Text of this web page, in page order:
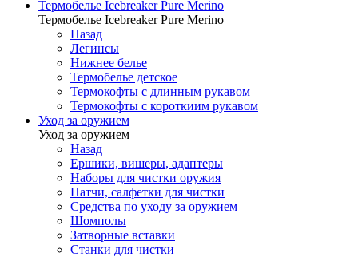
Термобелье Icebreaker Pure Merino
Термобелье Icebreaker Pure Merino
Назад
Легинсы
Нижнее белье
Термобелье детское
Термокофты с длинным рукавом
Термокофты с короткиим рукавом
Уход за оружием
Уход за оружием
Назад
Ершики, вишеры, адаптеры
Наборы для чистки оружия
Патчи, салфетки для чистки
Средства по уходу за оружием
Шомполы
Затворные вставки
Станки для чистки